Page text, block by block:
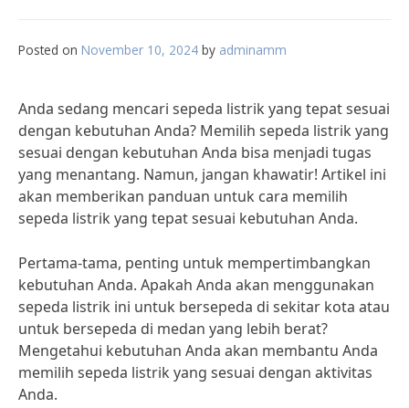
Posted on November 10, 2024 by adminamm
Anda sedang mencari sepeda listrik yang tepat sesuai
dengan kebutuhan Anda? Memilih sepeda listrik yang
sesuai dengan kebutuhan Anda bisa menjadi tugas
yang menantang. Namun, jangan khawatir! Artikel ini
akan memberikan panduan untuk cara memilih
sepeda listrik yang tepat sesuai kebutuhan Anda.
Pertama-tama, penting untuk mempertimbangkan
kebutuhan Anda. Apakah Anda akan menggunakan
sepeda listrik ini untuk bersepeda di sekitar kota atau
untuk bersepeda di medan yang lebih berat?
Mengetahui kebutuhan Anda akan membantu Anda
memilih sepeda listrik yang sesuai dengan aktivitas
Anda.